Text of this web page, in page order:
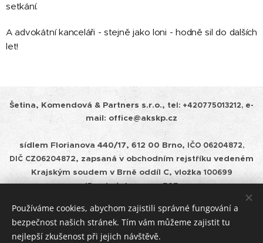
setkání.
A advokátní kanceláři - stejně jako loni - hodně sil do dalších
let!
Šetina, Komendová & Partners s.r.o., tel: +420775013212, e-
mail: office@akskp.cz
sídlem Florianova 440/17, 612 00 Brno, IČO 06204872,
DIČ CZ06204872, zapsaná v obchodním rejstříku vedeném
Krajským soudem v Brně oddíl C, vložka 100699
ID schránky: cepm585
Zásady ochrany osobních údajů a pravidla cookies
Používáme cookies, abychom zajistili správné fungování a
bezpečnost našich stránek. Tím vám můžeme zajistit tu
nejlepší zkušenost při jejich návštěvě.